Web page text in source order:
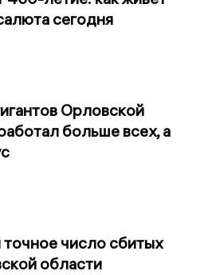
сегодня
Орловской
больше всех, а
число сбитых
области